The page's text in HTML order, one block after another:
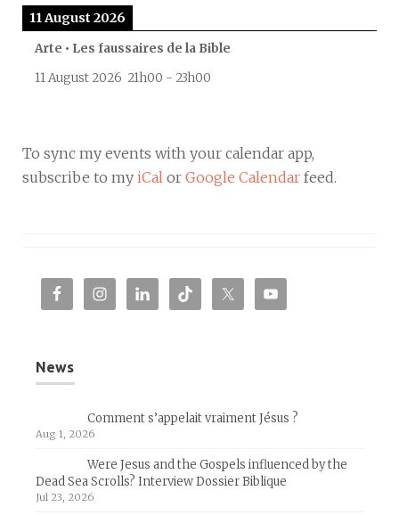
11 August 2026
Arte • Les faussaires de la Bible
11 August 2026 21h00 - 23h00
To sync my events with your calendar app,
subscribe to my iCal or Google Calendar feed.
News
Comment s’appelait vraiment Jésus ?
Aug 1, 2026
Were Jesus and the Gospels influenced by the
Dead Sea Scrolls? Interview Dossier Biblique
Jul 23, 2026